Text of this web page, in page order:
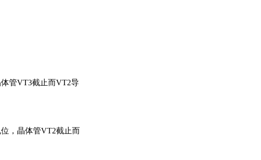
管VT3截止而VT2导
，晶体管VT2截止而